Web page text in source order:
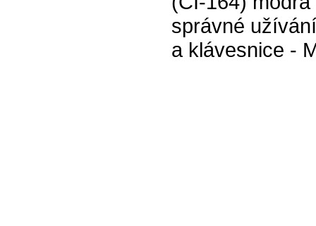
správné
a klávesnice -